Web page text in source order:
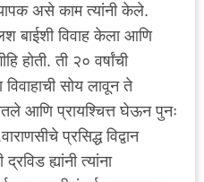
असे काम त्यांनी केले.
बाईशी विवाह केला आणि
होती. ती २० वर्षांची
विवाहाची सोय लावून ते
आणि प्रायश्चित्त घेऊन पुनः
प्रसिद्ध विद्वान
ह्यांनी त्यांना